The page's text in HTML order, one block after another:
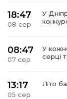
18:47
08 сер
У
08:47
07 сер
У
серці
13:17
05 сер
Літо